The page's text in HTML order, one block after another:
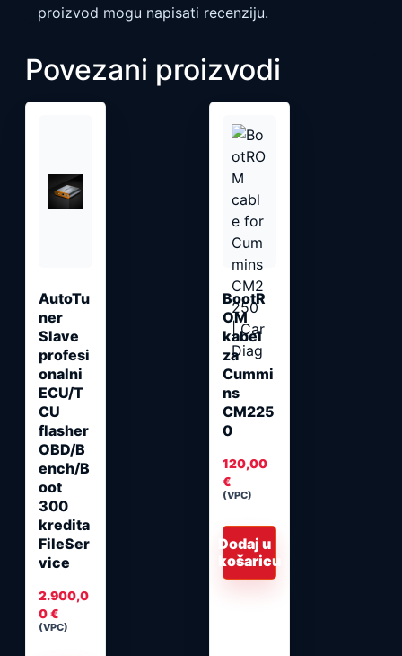
proizvod mogu napisati recenziju.
Povezani proizvodi
AutoTu
ner
Slave
profesi
onalni
ECU/T
CU
flasher
OBD/B
ench/B
oot
300
kredita
FileSer
vice
2.900,0
0€
(VPC)
BootR
OM
kabel
za
Cummi
ns
CM225
0
120,00
€
(VPC)
Dodaj u
košaricu